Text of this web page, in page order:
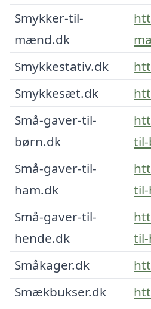
Smykker-til-
mænd.dk
Smykkestativ.dk
Smykkesæt.dk
Små-gaver-til-
børn.dk
Små-gaver-til-
ham.dk
Små-gaver-til-
hende.dk
Småkager.dk
Smækbukser.dk